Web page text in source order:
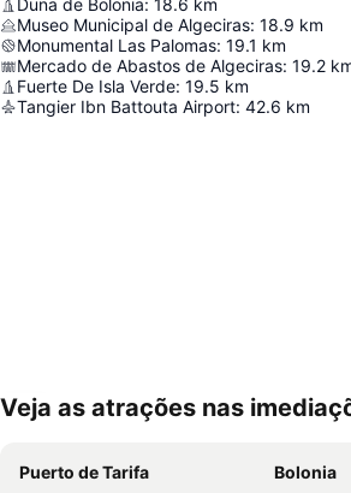
Duna de Bolonia: 18.6 km
Museo Municipal de Algeciras: 18.9 km
Monumental Las Palomas: 19.1 km
Mercado de Abastos de Algeciras: 19.2
Fuerte De Isla Verde: 19.5 km
Tangier Ibn Battouta Airport: 42.6 km
Ampliar mapa
Veja as atrações nas
Puerto de Tarifa
Bolonia